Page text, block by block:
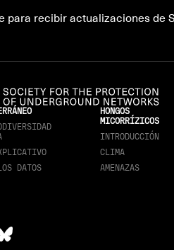
para recibir actualizaciones de
DATOS
HONGOS
MICORRÍZICOS
INTRODUCCIÓN
CLIMA
AMENAZAS